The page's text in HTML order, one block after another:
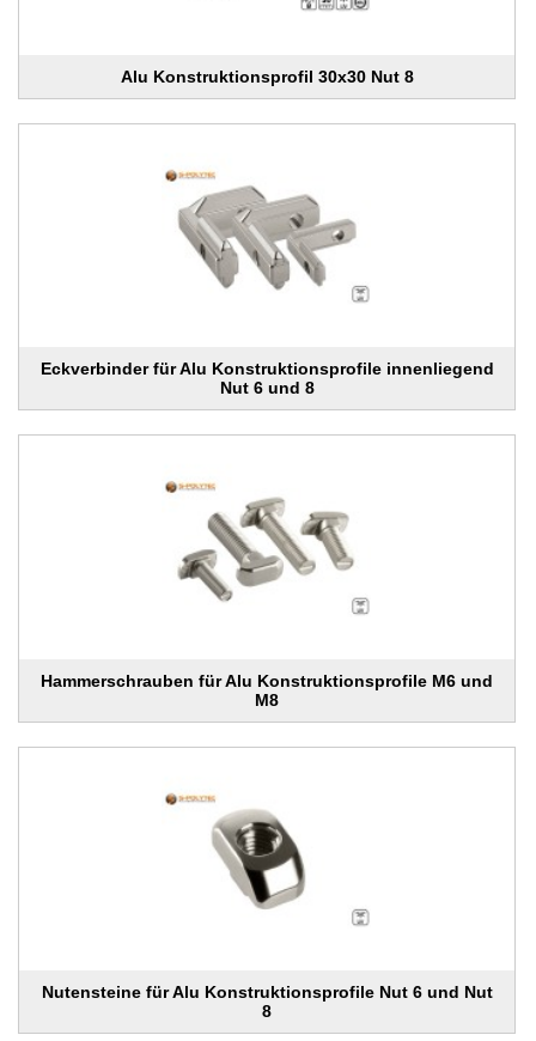
Alu Konstruktionsprofil 30x30 Nut 8
Eckverbinder für Alu Konstruktionsprofile innenliegend
Nut 6 und 8
Hammerschrauben für Alu Konstruktionsprofile M6 und
M8
Nutensteine für Alu Konstruktionsprofile Nut 6 und Nut
8